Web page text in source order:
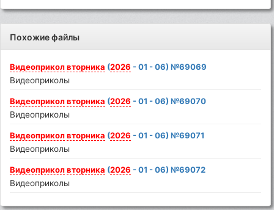
Похожие файлы
Видеоприкол вторника (2026 - 01 - 06) №69069
Видеоприколы
Видеоприкол вторника (2026 - 01 - 06) №69070
Видеоприколы
Видеоприкол вторника (2026 - 01 - 06) №69071
Видеоприколы
Видеоприкол вторника (2026 - 01 - 06) №69072
Видеоприколы